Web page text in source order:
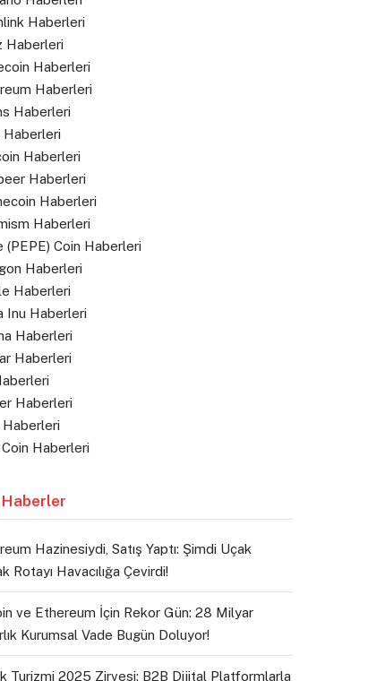
Haberleri
Haberleri
Haberleri
Haberleri
Haberleri
Haberleri
Haberleri
Haberleri
Haberleri
Haberleri
(PEPE) Coin Haberleri
Haberleri
Haberleri
Inu Haberleri
Haberleri
Haberleri
Haberleri
Haberleri
Coin Haberleri
Haberler
Hazinesiydi, Satış Yaptı: Şimdi Uçak
Rotayı Havacılığa Çevirdi!
ve Ethereum İçin Rekor Gün: 28 Milyar
Kurumsal Vade Bugün Doluyor!
Turizmi 2025 Zirvesi: B2B Dijital Platformlarla